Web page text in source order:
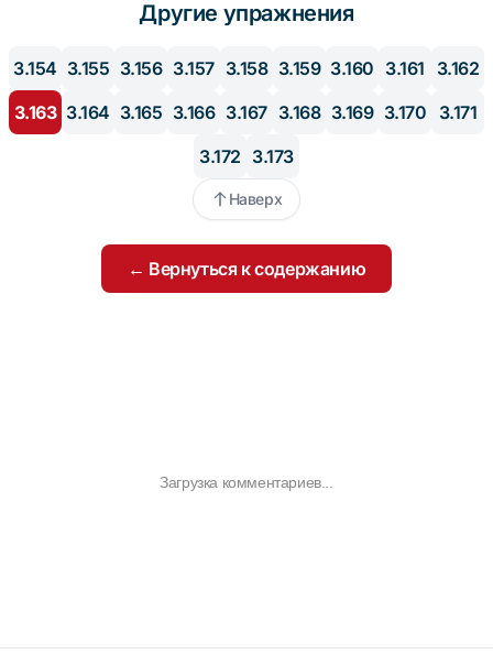
Другие упражнения
3.154 3.155 3.156 3.157 3.158 3.159 3.160 3.161
3.162
3.163 3.164 3.165 3.166 3.167 3.168 3.169 3.170
3.171
3.172 3.173
Наверх
← Вернуться к содержанию
Загрузка комментариев...